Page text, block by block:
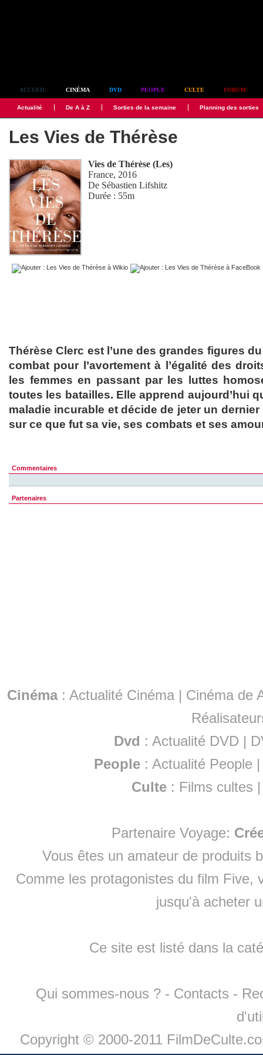
ACCUEIL CINÉMA DVD PEOPLE CULTE FORUM
Actualité De A à Z Sorties de la semaine Planning des sorties
Les Vies de Thérèse
Vies de Thérèse (Les)
France, 2016
De Sébastien Lifshitz
Durée : 55m
Thérèse Clerc est l’une des grandes figures
combat pour l’avortement à l’égalité des
les femmes en passant par les luttes
toutes les batailles. Elle apprend aujourd’hui
maladie incurable et décide de jeter un
sur ce que fut sa vie, ses combats et ses
Commentaires
Partenaires
Cinéma: Actualité Cinéma | Cinéma de
Dvd : Actualité DVD |
People :Actualité People
Culte : Films cultes
Partenaire Voyage:
Vous êtes un amateur de produits
Comme les protagonistes du film Five,
jusqu'à acheter
Ce site est listé dans la
Qui sommes-nous ? - Contacts -
Copyright © 2000-2011